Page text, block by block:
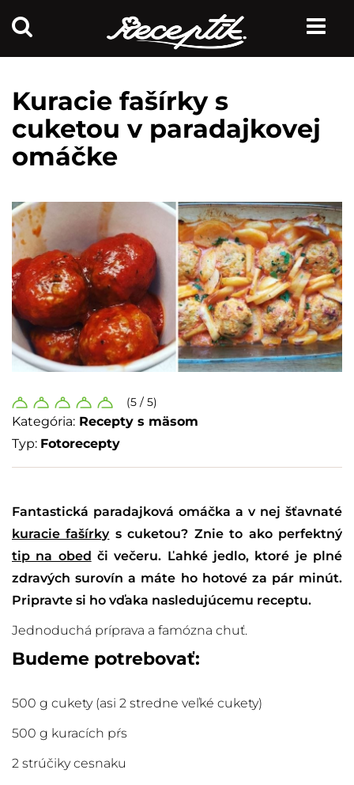
Kuracie fašírky s
cuketou v paradajkovej
omáčke
(5 / 5)
Kategória: Recepty s mäsom
Typ: Fotorecepty
Fantastická paradajková omáčka a v nej šťavnaté
kuracie fašírkys cuketou? Znie to ako perfektný
tip na obed či večeru. Ľahké jedlo, ktoré je plné
zdravých surovín a máte ho hotové za pár minút.
Pripravte si ho vďaka nasledujúcemu receptu.
Jednoduchá príprava a famózna chuť.
Budeme potrebovať:
500 g cukety (asi 2 stredne veľké cukety)
500 g kuracích pŕs
2 strúčiky cesnaku